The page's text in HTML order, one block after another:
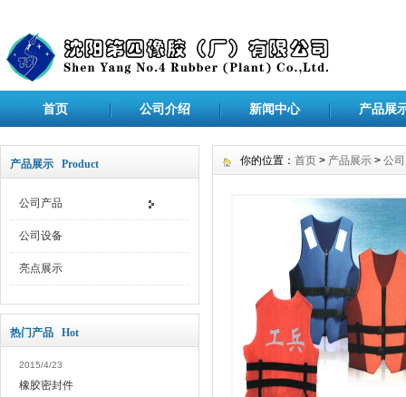
首页 公司介绍 新闻中心 产品展
产品展示 Product
公司产品
公司设备
亮点展示
热门产品 Hot
2015/4/23
橡胶密封件
你的位置： 首页 > 产品展示 > 公